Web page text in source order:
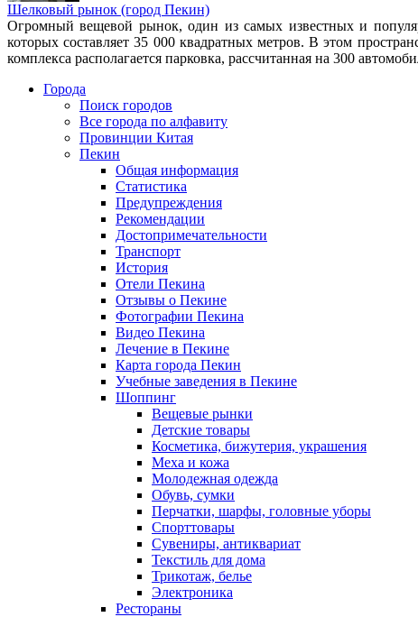
Шелковый рынок (город Пекин)
Огромный вещевой рынок, один из самых известных и
которых составляет 35 000 квадратных метров. В этом
комплекса располагается парковка, рассчитанная на 300
Города
Поиск городов
Все города по алфавиту
Провинции Китая
Пекин
Общая информация
Статистика
Предупреждения
Рекомендации
Достопримечательности
Транспорт
История
Отели Пекина
Отзывы о Пекине
Фотографии Пекина
Видео Пекина
Лечение в Пекине
Карта города Пекин
Учебные заведения в Пекине
Шоппинг
Вещевые рынки
Детские товары
Косметика, бижутерия, украшения
Меха и кожа
Молодежная одежда
Обувь, сумки
Перчатки, шарфы, головные уборы
Спорттовары
Сувениры, антиквариат
Текстиль для дома
Трикотаж, белье
Электроника
Рестораны